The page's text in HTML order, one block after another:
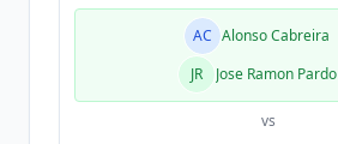
AC Alonso Cabreira
JR
Jose Ramon Pardo
vs